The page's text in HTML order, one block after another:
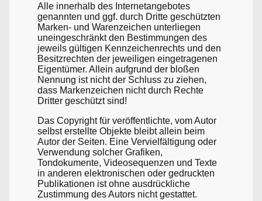
Alle innerhalb des Internetangebotes
genannten und ggf. durch Dritte geschützten
Marken- und Warenzeichen unterliegen
uneingeschränkt den Bestimmungen des
jeweils gültigen Kennzeichenrechts und den
Besitzrechten der jeweiligen eingetragenen
Eigentümer. Allein aufgrund der bloßen
Nennung ist nicht der Schluss zu ziehen,
dass Markenzeichen nicht durch Rechte
Dritter geschützt sind!
Das Copyright für veröffentlichte, vom Autor
selbst erstellte Objekte bleibt allein beim
Autor der Seiten. Eine Vervielfältigung oder
Verwendung solcher Grafiken,
Tondokumente, Videosequenzen und Texte
in anderen elektronischen oder gedruckten
Publikationen ist ohne ausdrückliche
Zustimmung des Autors nicht gestattet.